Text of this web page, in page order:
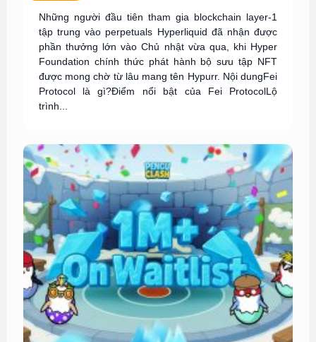
Những người đầu tiên tham gia blockchain layer-1
tập trung vào perpetuals Hyperliquid đã nhận được
phần thưởng lớn vào Chủ nhật vừa qua, khi Hyper
Foundation chính thức phát hành bộ sưu tập NFT
được mong chờ từ lâu mang tên Hypurr. Nội dungFei
Protocol là gì?Điểm nổi bật của Fei ProtocolLộ
trình...